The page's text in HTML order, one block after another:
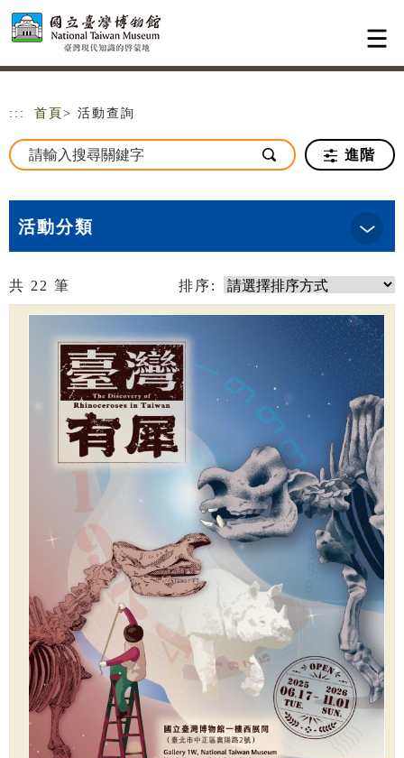
跳到主要內容
網站導覽
::: 首頁 > 活動查詢
進階
活動分類
共 22 筆 排序: